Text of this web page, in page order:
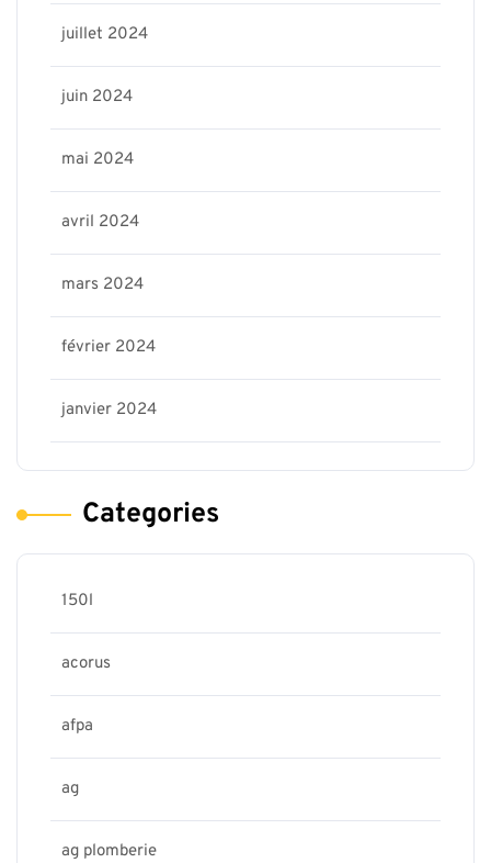
juillet 2024
juin 2024
mai 2024
avril 2024
mars 2024
février 2024
janvier 2024
Categories
150l
acorus
afpa
ag
ag plomberie